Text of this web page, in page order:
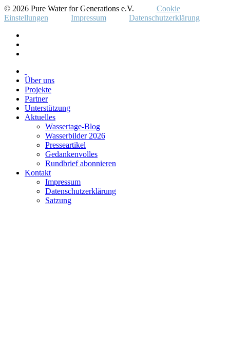
© 2026 Pure Water for Generations e.V.
Cookie
Einstellungen
Impressum Datenschutzerklärung
Über uns
Projekte
Partner
Unterstützung
Aktuelles
Wassertage-Blog
Wasserbilder 2026
Presseartikel
Gedankenvolles
Rundbrief abonnieren
Kontakt
Impressum
Datenschutzerklärung
Satzung